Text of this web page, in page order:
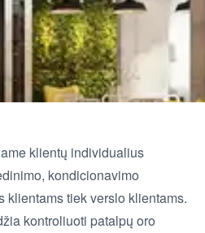
klientų individualius
kondicionavimo
klientams tiek verslo klientams.
kontroliuoti patalpų oro